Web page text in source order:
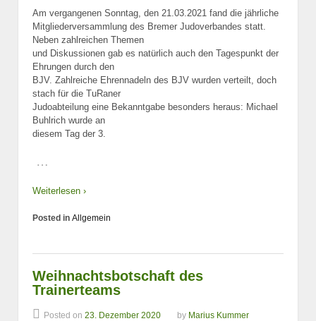
Am vergangenen Sonntag, den 21.03.2021 fand die jährliche
Mitgliederversammlung des Bremer Judoverbandes statt.
Neben zahlreichen Themen
und Diskussionen gab es natürlich auch den Tagespunkt der
Ehrungen durch den
BJV. Zahlreiche Ehrennadeln des BJV wurden verteilt, doch
stach für die TuRaner
Judoabteilung eine Bekanntgabe besonders heraus: Michael
Buhlrich wurde an
diesem Tag der 3.
…
Weiterlesen ›
Posted in Allgemein
Weihnachtsbotschaft des
Trainerteams
Posted on 23. Dezember 2020 by Marius Kummer